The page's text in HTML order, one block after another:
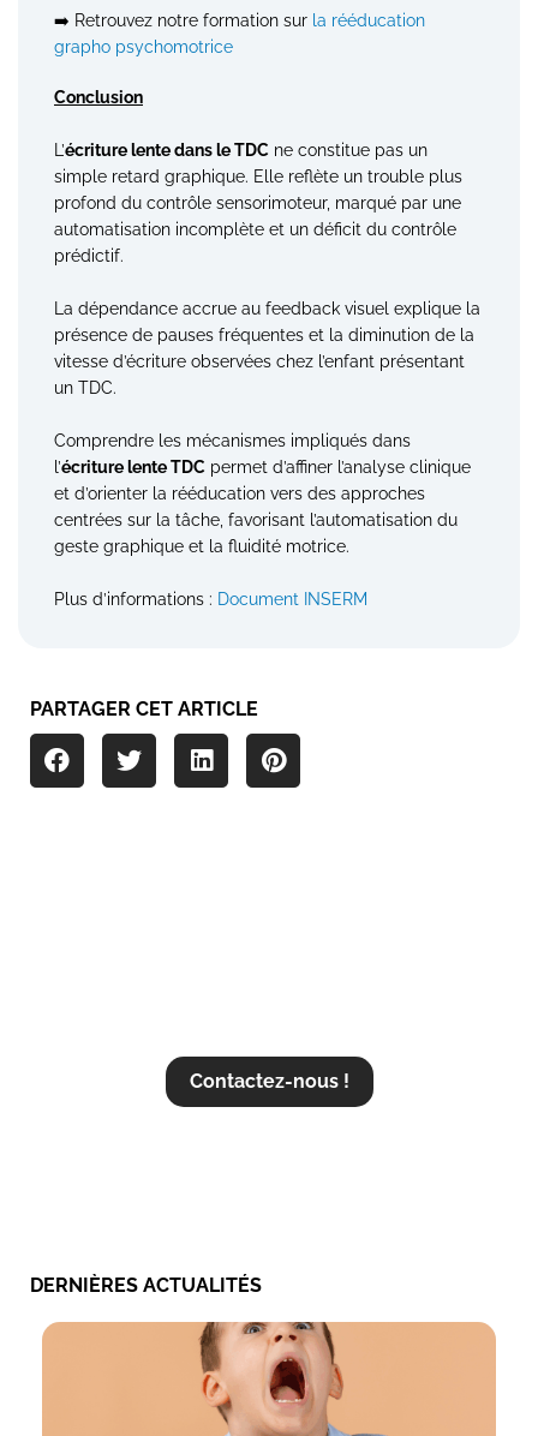
➡️ Retrouvez notre formation sur la rééducation
grapho psychomotrice
Conclusion
L’écriture lente dans le TDC ne constitue pas un
simple retard graphique. Elle reflète un trouble plus
profond du contrôle sensorimoteur, marqué par une
automatisation incomplète et un déficit du contrôle
prédictif.
La dépendance accrue au feedback visuel explique la
présence de pauses fréquentes et la diminution de la
vitesse d’écriture observées chez l’enfant présentant
un TDC.
Comprendre les mécanismes impliqués dans
l’écriture lente TDC permet d’affiner l’analyse clinique
et d’orienter la rééducation vers des approches
centrées sur la tâche, favorisant l’automatisation du
geste graphique et la fluidité motrice.
Plus d’informations : Document INSERM
PARTAGER CET ARTICLE
Contactez-nous !
DERNIÈRES ACTUALITÉS